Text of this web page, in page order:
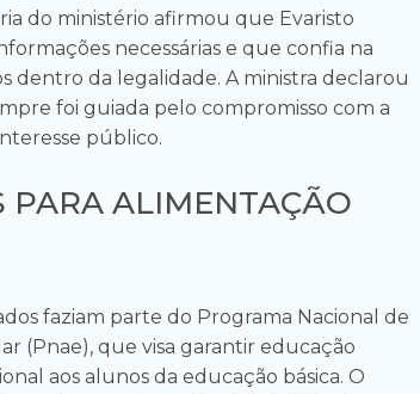
do ministério afirmou que Evaristo
necessárias e que confia na
dentro da legalidade. A ministra declarou
foi guiada pelo compromisso com a
público.
PARA ALIMENTAÇÃO
faziam parte do Programa Nacional de
(Pnae), que visa garantir educação
aos alunos da educação básica. O